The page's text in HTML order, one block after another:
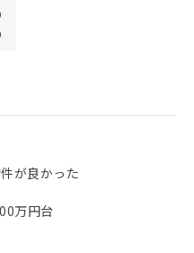
が良かった
万円台